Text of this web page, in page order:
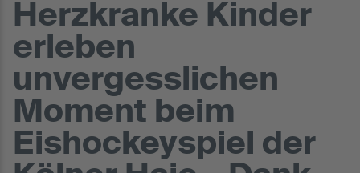
Herzkranke Kinder
erleben
unvergesslichen
Moment beim
Eishockeyspiel der